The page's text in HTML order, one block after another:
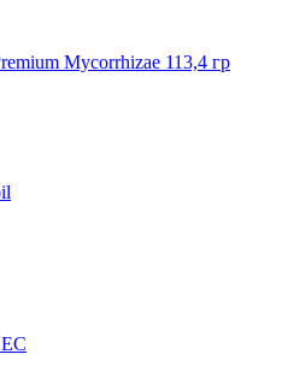
Mycorrhizae 113,4 гр